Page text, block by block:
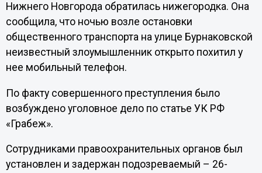
Нижнего Новгорода обратилась нижегородка. Она
сообщила, что ночью возле остановки
общественного транспорта на улице Бурнаковской
неизвестный злоумышленник открыто похитил у
нее мобильный телефон.
По факту совершенного преступления было
возбуждено уголовное дело по статье УК РФ
«Грабеж».
Сотрудниками правоохранительных органов был
установлен и задержан подозреваемый – 26-